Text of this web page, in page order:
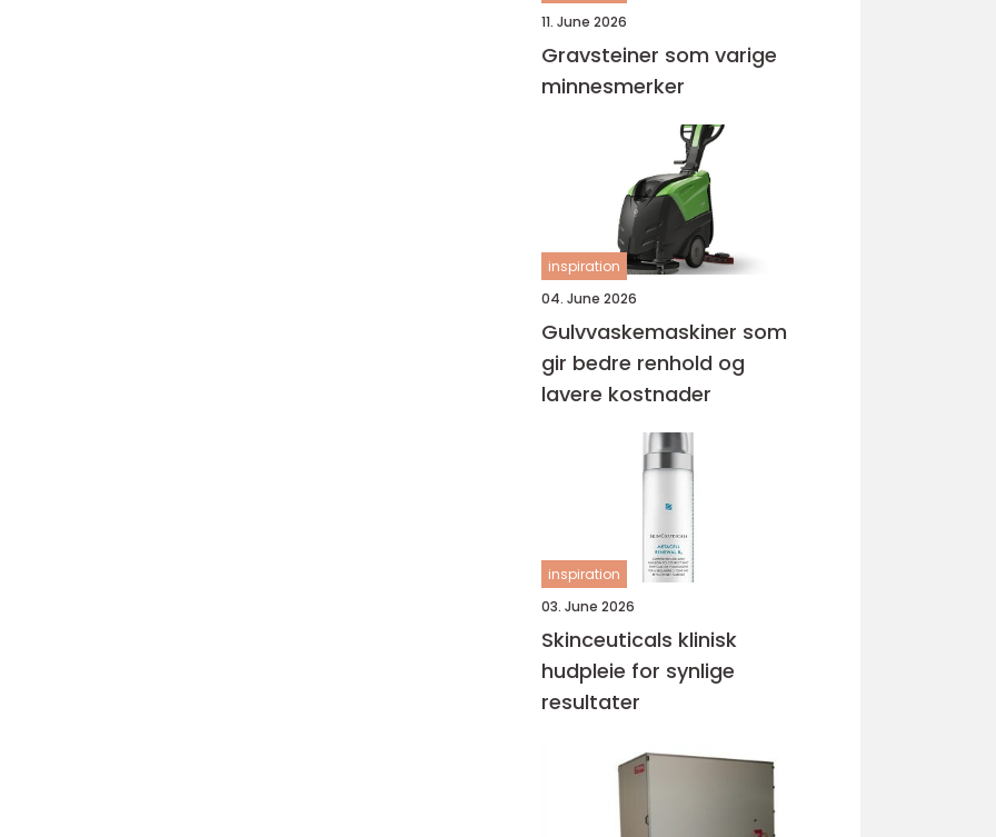
11. June 2026
Gravsteiner som varige
minnesmerker
inspiration
04. June 2026
Gulvvaskemaskiner som
gir bedre renhold og
lavere kostnader
inspiration
03. June 2026
Skinceuticals klinisk
hudpleie for synlige
resultater